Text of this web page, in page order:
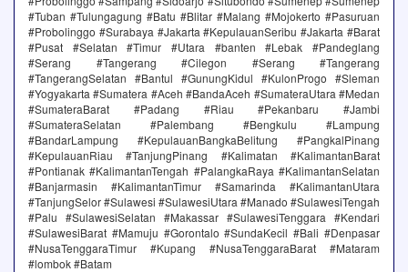
#Tuban #Tulungagung #Batu #Blitar #Malang #Mojokerto #Pasuruan
#Probolinggo #Surabaya #Jakarta #KepulauanSeribu #Jakarta #Barat
#Pusat #Selatan #Timur #Utara #banten #Lebak #Pandeglang
#Serang #Tangerang #Cilegon #Serang #Tangerang
#TangerangSelatan #Bantul #GunungKidul #KulonProgo #Sleman
#Yogyakarta #Sumatera #Aceh #BandaAceh #SumateraUtara #Medan
#SumateraBarat #Padang #Riau #Pekanbaru #Jambi
#SumateraSelatan #Palembang #Bengkulu #Lampung
#BandarLampung #KepulauanBangkaBelitung #PangkalPinang
#KepulauanRiau #TanjungPinang #Kalimatan #KalimantanBarat
#Pontianak #KalimantanTengah #PalangkaRaya #KalimantanSelatan
#Banjarmasin #KalimantanTimur #Samarinda #KalimantanUtara
#TanjungSelor #Sulawesi #SulawesiUtara #Manado #SulawesiTengah
#Palu #SulawesiSelatan #Makassar #SulawesiTenggara #Kendari
#SulawesiBarat #Mamuju #Gorontalo #SundaKecil #Bali #Denpasar
#NusaTenggaraTimur #Kupang #NusaTenggaraBarat #Mataram
#lombok #Batam